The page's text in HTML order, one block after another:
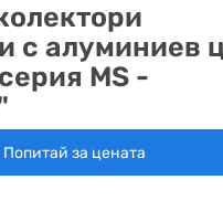
с алуминиев
MS -
Попитай за цената